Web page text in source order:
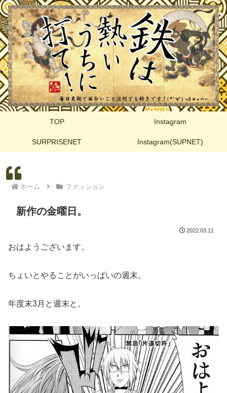
TOP Instagram
SURPRISENET Instagram(SUPNET)
ホーム ファッション
新作の金曜日。
2022.03.11
おはようございます。
ちょいとやることがいっぱいの週末。
年度末3月と週末と。